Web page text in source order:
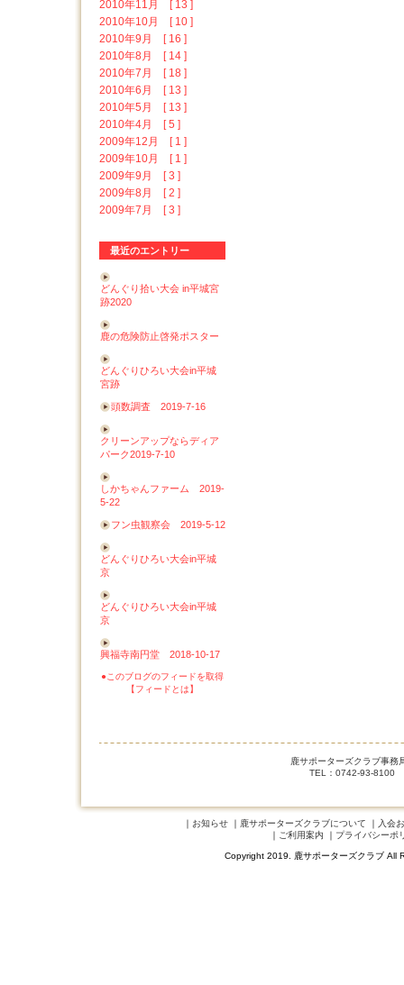
2010年11月 [ 13 ]
2010年10月 [ 10 ]
2010年9月 [ 16 ]
2010年8月 [ 14 ]
2010年7月 [ 18 ]
2010年6月 [ 13 ]
2010年5月 [ 13 ]
2010年4月 [ 5 ]
2009年12月 [ 1 ]
2009年10月 [ 1 ]
2009年9月 [ 3 ]
2009年8月 [ 2 ]
2009年7月 [ 3 ]
最近のエントリー
どんぐり拾い大会 in平城宮
跡2020
鹿の危険防止啓発ポスター
どんぐりひろい大会in平城
宮跡
頭数調査 2019-7-16
クリーンアップならディア
パーク2019-7-10
しかちゃんファーム 2019-
5-22
フン虫観察会 2019-5-12
どんぐりひろい大会in平城
京
どんぐりひろい大会in平城
京
興福寺南円堂 2018-10-17
●このブログのフィードを取得
【フィードとは】
鹿サポーターズクラブ事
TEL：0742-93-
｜ お知らせ｜ 鹿サポーターズクラブについて ｜ 入会
｜ ご利用案内 ｜ プライバシーポ
Copyright 2019. 鹿サポーターズクラブ All